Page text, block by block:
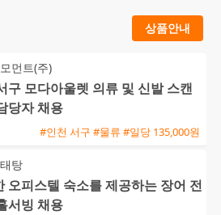
상품안내
먼트(주)
구 모다아울렛 의류 및 신발 스캔
당자 채용
#인천 서구 #물류 #일당 135,000원
탕
오피스텔 숙소를 제공하는 장어 전
서빙 채용